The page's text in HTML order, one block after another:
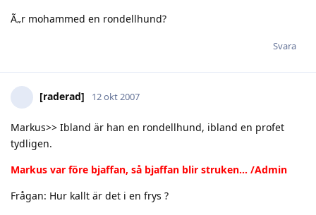
Ã„r mohammed en rondellhund?
Svara
[raderad] 12 okt 2007
Markus>> Ibland är han en rondellhund, ibland en profet
tydligen.
Markus var före bjaffan, så bjaffan blir struken... /Admin
Frågan: Hur kallt är det i en frys ?